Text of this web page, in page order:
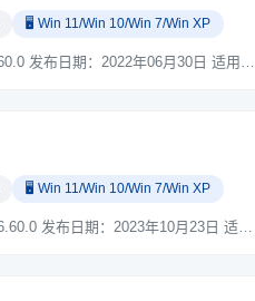
🖥️ Win 11/Win 10/Win 7/Win XP
爱普生Epson DS-730N 扫描仪驱动下载 版本：Ver.6.6.60.0 发布日期：2022年06月30日 适用于：Windows XP / Windows 7 / Windows 10 / Windows 11 系统。 ...
🖥️ Win 11/Win 10/Win 7/Win XP
爱普生Epson DS-570WII 扫描仪驱动下载 版本：Ver.6.6.60.0 发布日期：2023年10月23日 适用于：Windows XP / Windows 7 / Windows 10 / Windows 11 系统。 ...